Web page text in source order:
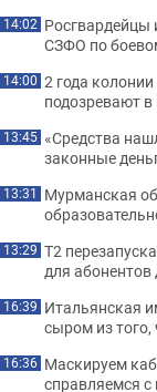
14:02 Росгвардейцы
СЗФО по
14:00 2 года
подозревают
13:45 «Средства
законные
13:31 Мурманская
13:29 Т2
для абонентов
16:39 Итальянская
сыром из
16:36 Маскируем
справляемся